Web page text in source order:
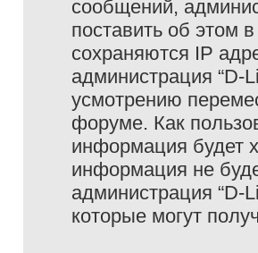
сообщений,
поставить об этом
сохраняются IP
администрация “D-
усмотрению
форуме. Как
информация будет
информация не
администрация “D-
которые могут